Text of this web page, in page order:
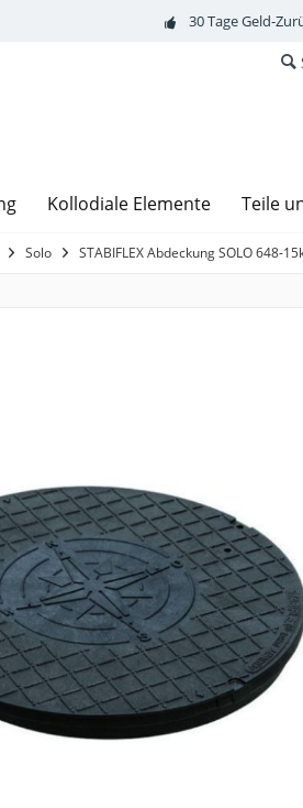
30 Tage Geld-
Kollodiale Elemente Teile
Solo STABIFLEX Abdeckung SOLO 648-